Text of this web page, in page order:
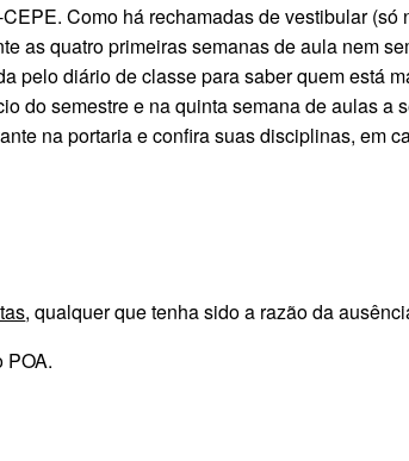
Como há rechamadas de vestibular (só
as quatro primeiras semanas de aula nem
pelo diário de classe para saber quem está
do semestre e na quinta semana de aulas a
na portaria e confira suas disciplinas, em
, qualquer que tenha sido a razão da
POA.